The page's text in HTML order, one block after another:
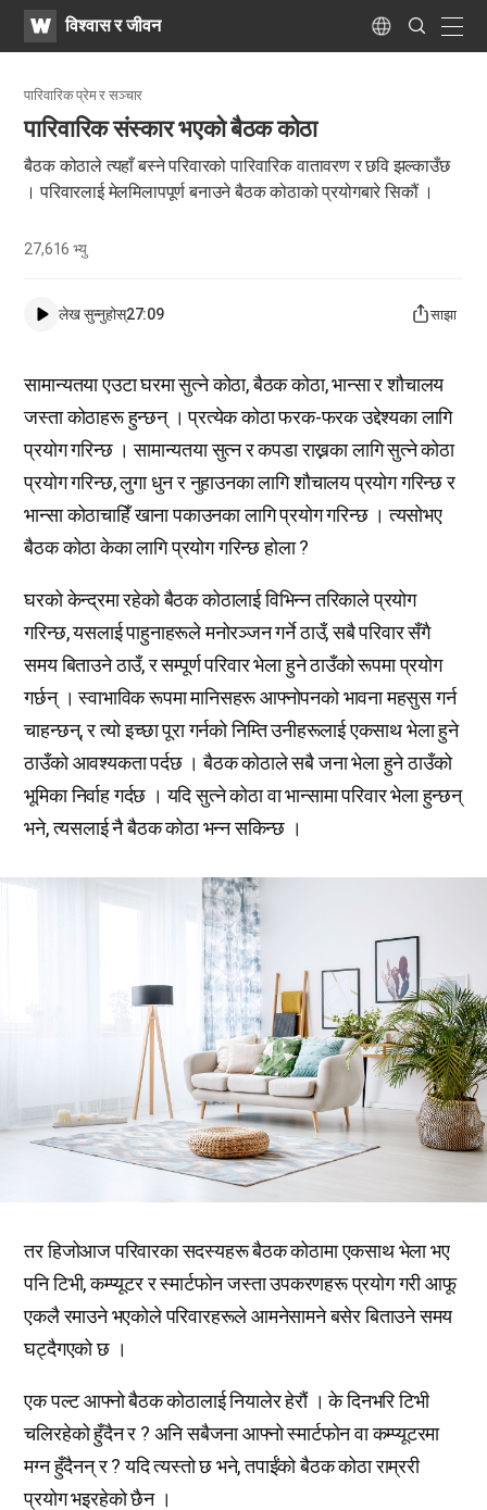
WATVविश्वास र जीवन Language
Search
Submit
पारिवारिक प्रेम र सञ्चार
पारिवारिक संस्कार भएको बैठक कोठा
बैठक कोठाले त्यहाँ बस्ने परिवारको पारिवारिक वातावरण र छवि झल्काउँछ
। परिवारलाई मेलमिलापपूर्ण बनाउने बैठक कोठाको प्रयोगबारे सिकौं ।
27,616भ्यु
लेख सुन्नुहोस्27:09 साझा
सामान्यतया एउटा घरमा सुत्ने कोठा, बैठक कोठा, भान्सा र शौचालय
जस्ता कोठाहरू हुन्छन् । प्रत्येक कोठा फरक-फरक उद्देश्यका लागि
प्रयोग गरिन्छ । सामान्यतया सुत्न र कपडा राख्नका लागि सुत्ने कोठा
प्रयोग गरिन्छ, लुगा धुन र नुहाउनका लागि शौचालय प्रयोग गरिन्छ र
भान्सा कोठाचाहिँ खाना पकाउनका लागि प्रयोग गरिन्छ । त्यसोभए
बैठक कोठा केका लागि प्रयोग गरिन्छ होला ?
घरको केन्द्रमा रहेको बैठक कोठालाई विभिन्न तरिकाले प्रयोग
गरिन्छ, यसलाई पाहुनाहरूले मनोरञ्जन गर्ने ठाउँ, सबै परिवार सँगै
समय बिताउने ठाउँ, र सम्पूर्ण परिवार भेला हुने ठाउँको रूपमा प्रयोग
गर्छन् । स्वाभाविक रूपमा मानिसहरू आफ्नोपनको भावना महसुस गर्न
चाहन्छन्, र त्यो इच्छा पूरा गर्नको निम्ति उनीहरूलाई एकसाथ भेला हुने
ठाउँको आवश्यकता पर्दछ । बैठक कोठाले सबै जना भेला हुने ठाउँको
भूमिका निर्वाह गर्दछ । यदि सुत्ने कोठा वा भान्सामा परिवार भेला हुन्छन्
भने, त्यसलाई नै बैठक कोठा भन्न सकिन्छ ।
तर हिजोआज परिवारका सदस्यहरू बैठक कोठामा एकसाथ भेला भए
पनि टिभी, कम्प्यूटर र स्मार्टफोन जस्ता उपकरणहरू प्रयोग गरी आफू
एकलै रमाउने भएकोले परिवारहरूले आमनेसामने बसेर बिताउने समय
घट्दैगएको छ ।
एक पल्ट आफ्नो बैठक कोठालाई नियालेर हेरौं । के दिनभरि टिभी
चलिरहेको हुँदैन र ? अनि सबैजना आफ्नो स्मार्टफोन वा कम्प्यूटरमा
मग्न हुँदैनन् र ? यदि त्यस्तो छ भने, तपाईंको बैठक कोठा राम्ररी
प्रयोग भइरहेको छैन ।